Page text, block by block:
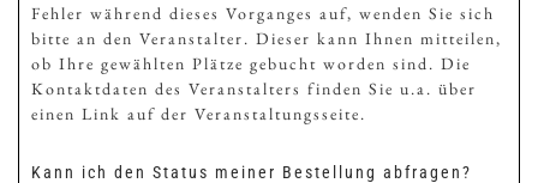
Fehler während dieses Vorganges auf, wenden Sie sich
bitte an den Veranstalter. Dieser kann Ihnen mitteilen,
ob Ihre gewählten Plätze gebucht worden sind. Die
Kontaktdaten des Veranstalters finden Sie u.a. über
einen Link auf der Veranstaltungsseite.
Kann ich den Status meiner Bestellung abfragen?